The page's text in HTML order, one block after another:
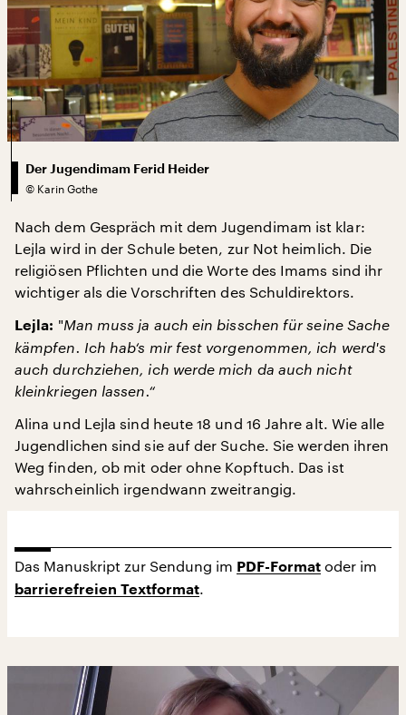
Der Jugendimam Ferid Heider
© Karin Gothe
Nach dem Gespräch mit dem Jugendimam ist klar:
Lejla wird in der Schule beten, zur Not heimlich. Die
religiösen Pflichten und die Worte des Imams sind ihr
wichtiger als die Vorschriften des Schuldirektors.
Lejla: "Man muss ja auch ein bisschen für seine Sache
kämpfen. Ich hab‘s mir fest vorgenommen, ich werd's
auch durchziehen, ich werde mich da auch nicht
kleinkriegen lassen.“
Alina und Lejla sind heute 18 und 16 Jahre alt. Wie alle
Jugendlichen sind sie auf der Suche. Sie werden ihren
Weg finden, ob mit oder ohne Kopftuch. Das ist
wahrscheinlich irgendwann zweitrangig.
Das Manuskript zur Sendung im PDF-Format oder im
barrierefreien Textformat.